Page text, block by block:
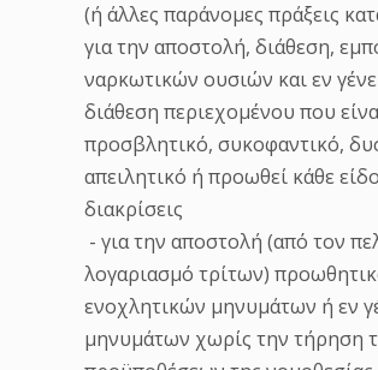
(ή άλλες παράνομες πράξεις
για την αποστολή, διάθεση,
ναρκωτικών ουσιών και εν
διάθεση περιεχομένου που
προσβλητικό, συκοφαντικό,
απειλητικό ή προωθεί κάθε
διακρίσεις
- για την αποστολή (από τον
λογαριασμό τρίτων)
ενοχλητικών μηνυμάτων ή εν
μηνυμάτων χωρίς την τήρηση